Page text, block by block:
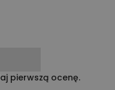
450,00 zł
pierwszą ocenę.